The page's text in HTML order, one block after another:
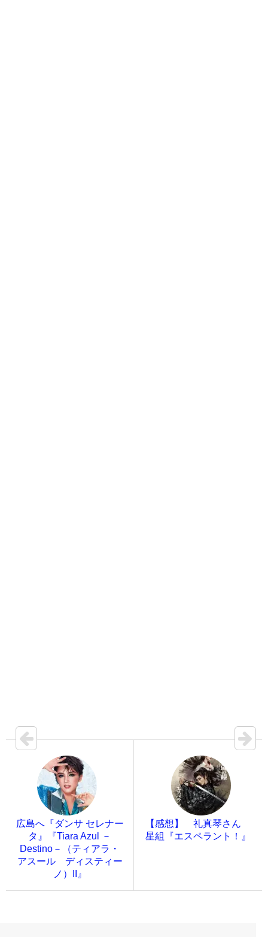
広島へ『ダンサ セレナー
タ』『Tiara Azul －
Destino－（ティアラ・
アスール ディスティー
ノ）II』
【感想】 礼真琴さん
星組『エスペラント！』